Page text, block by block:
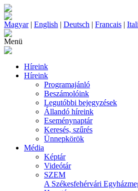
Magyar| English | Deutsch | Francais |
Menü
Híreink
Híreink
Programajánló
Beszámolóink
Legutóbbi bejegyzések
Állandó híreink
Eseménynaptár
Keresés, szűrés
Ünnepkörök
Média
Képtár
Videótár
SZEM
A Székesfehérvári